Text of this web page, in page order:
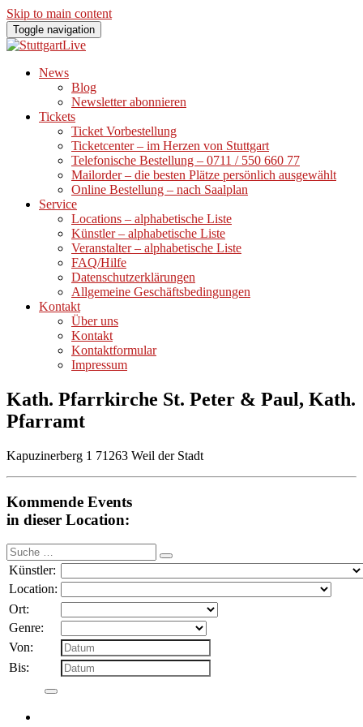
Skip to main content
Toggle navigation
News
Blog
Newsletter abonnieren
Tickets
Ticket Vorbestellung
Ticketcenter – im Herzen von Stuttgart
Telefonische Bestellung – 0711 / 550 660 77
Mailorder – die besten Plätze persönlich ausgewählt
Online Bestellung – nach Saalplan
Service
Locations – alphabetische Liste
Künstler – alphabetische Liste
Veranstalter – alphabetische Liste
FAQ/Hilfe
Datenschutzerklärungen
Allgemeine Geschäftsbedingungen
Kontakt
Über uns
Kontakt
Kontaktformular
Impressum
Kath. Pfarrkirche St. Peter & Paul, Kath.
Pfarramt
Kapuzinerberg 1 71263 Weil der Stadt
Kommende Events
in dieser Location:
Suche
nach:
Künstler:
Location:
Ort:
Genre:
Von:
Bis: